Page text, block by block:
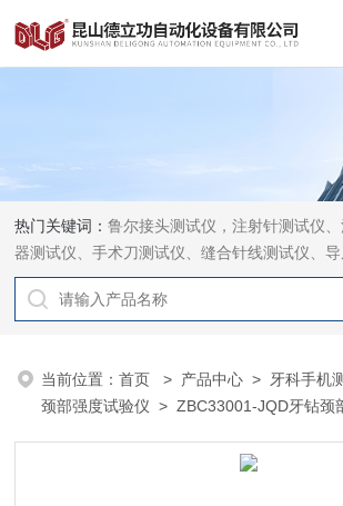
热门关键词：鲁尔接头测试仪，注射针测试仪
器测试仪、手术刀测试仪、缝合针线测试仪、
钳测试仪、导引管导丝测试仪、针灸针测试仪
当前位置：首页 > 产品中心 > 牙科手机
颈部强度试验仪 > ZBC33001-JQD牙钻颈